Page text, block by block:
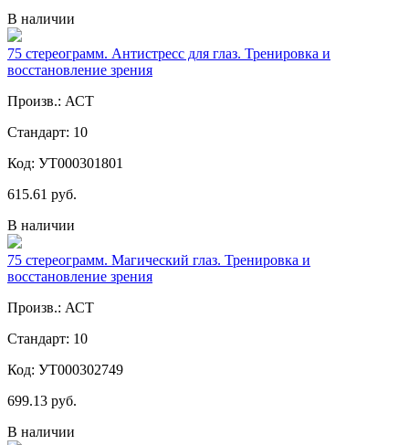
В наличии
75 стереограмм. Антистресс для глаз. Тренировка и
восстановление зрения
Произв.: АСТ
Стандарт: 10
Код: УТ000301801
615.61 руб.
В наличии
75 стереограмм. Магический глаз. Тренировка и
восстановление зрения
Произв.: АСТ
Стандарт: 10
Код: УТ000302749
699.13 руб.
В наличии